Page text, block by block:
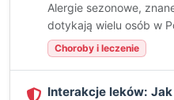
Alergie sezonowe,
dotykają wielu osób w
Choroby i leczenie
Interakcje leków: